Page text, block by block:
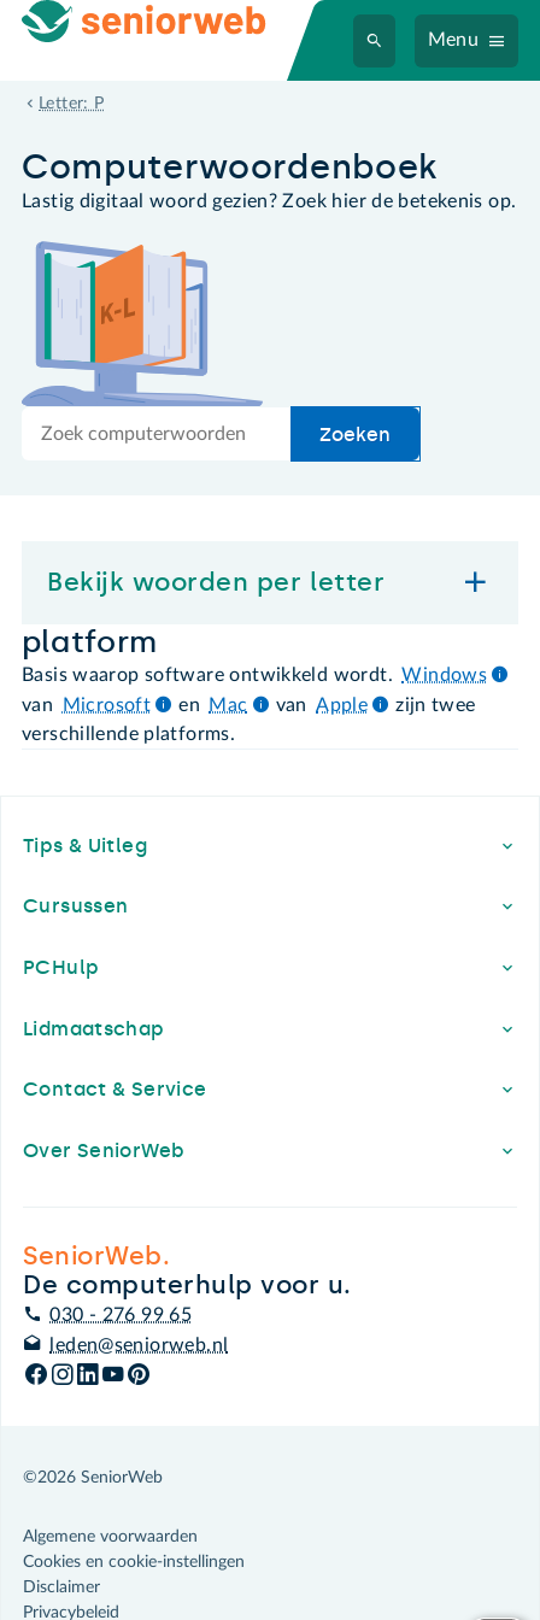
Menu
Letter: P
platform
Computer­woordenboek
Lastig digitaal woord gezien? Zoek hier de betekenis op.
Zoek
Zoeken
Bekijk woorden per letter
platform
Basis waarop software ontwikkeld wordt. Windows
van
Microsoft en Mac van Apple
zijn twee
verschillende platforms.
Tips & Uitleg
Cursussen
PCHulp
Lidmaatschap
Contact & Service
Over SeniorWeb
SeniorWeb.
De computerhulp voor u.
030 - 276 99 65
leden@seniorweb.nl
©2026 SeniorWeb
Algemene voorwaarden
Cookies en cookie-instellingen
Disclaimer
Privacybeleid